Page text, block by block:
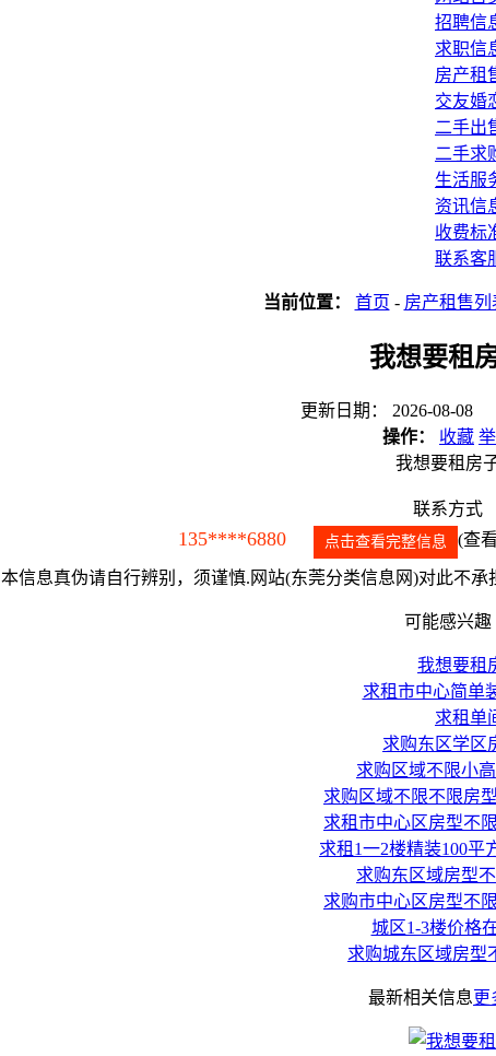
招聘信
求职信
房产租
交友婚
二手出
二手求
生活服
资讯信
收费标
联系客
当前位置： 首页 - 房产租售列
我想要租
更新日期： 2026-08-08
操作：
收藏
我想要租房
联系方式
135****6880 点击查看完整信息 (查
本信息真伪请自行辨别，须谨慎.网站(东莞分类信息网)对此不
可能感兴趣
我想要租
求租市中心简单
求租单
求购东区学区
求购区域不限小
求购区域不限不限房
求租市中心区房型不
求租1一2楼精装100平
求购东区域房型
求购市中心区房型不
城区1-3楼价格
求购城东区域房型
最新相关信息更